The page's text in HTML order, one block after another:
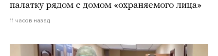
палатку рядом с домом «охраняемого лица»
11 часов назад